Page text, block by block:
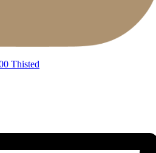
Thisted